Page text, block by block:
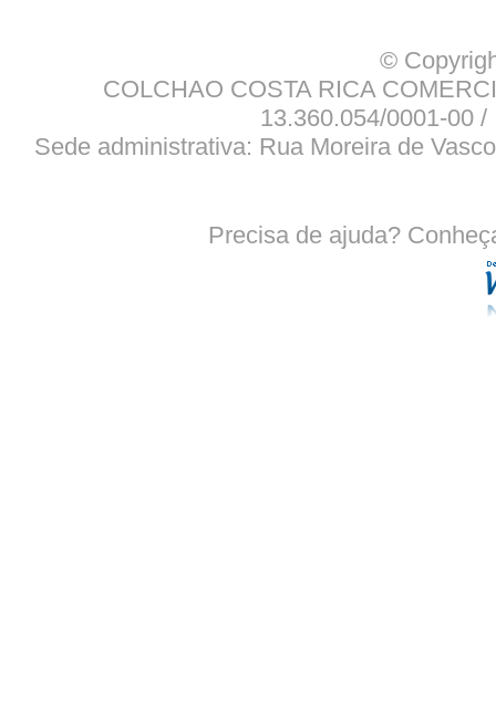
©
COLCHAO COSTA RICA
13.360.054/0001-00
Sede administrativa: Rua Moreira de
Precisa de ajuda?